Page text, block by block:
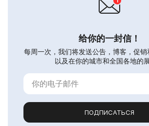
给你的一封信！
每周一次，我们将发送公告，博客，促销
以及在你的城市和全国各地的展
ПОДПИСАТЬСЯ